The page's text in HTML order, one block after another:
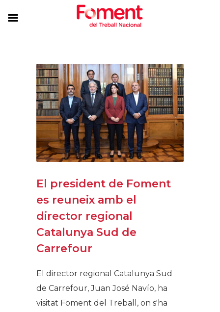
El president de Foment
es reuneix amb el
director regional
Catalunya Sud de
Carrefour
El director regional Catalunya Sud
de Carrefour, Juan José Navío, ha
visitat Foment del Treball, on s'ha